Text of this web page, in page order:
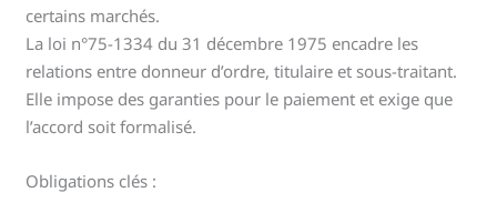
certains marchés.
La loi n°75-1334 du 31 décembre 1975 encadre les
relations entre donneur d’ordre, titulaire et sous-traitant.
Elle impose des garanties pour le paiement et exige que
l’accord soit formalisé.
Obligations clés :